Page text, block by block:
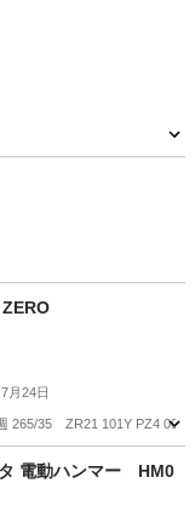
7月24日
265/35 ZR21 101Y PZ4
ピレリ
タ 電動ハンマー HM0